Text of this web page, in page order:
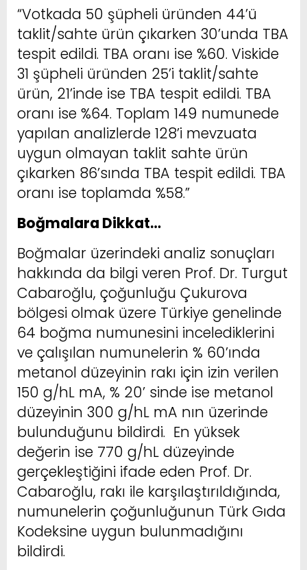
“Votkada 50 şüpheli üründen 44’ü
taklit/sahte ürün çıkarken 30’unda TBA
tespit edildi. TBA oranı ise %60. Viskide
31 şüpheli üründen 25’i taklit/sahte
ürün, 21’inde ise TBA tespit edildi. TBA
oranı ise %64. Toplam 149 numunede
yapılan analizlerde 128’i mevzuata
uygun olmayan taklit sahte ürün
çıkarken 86’sında TBA tespit edildi. TBA
oranı ise toplamda %58.”
Boğmalara Dikkat…
Boğmalar üzerindeki analiz sonuçları
hakkında da bilgi veren Prof. Dr. Turgut
Cabaroğlu, çoğunluğu Çukurova
bölgesi olmak üzere Türkiye genelinde
64 boğma numunesini incelediklerini
ve çalışılan numunelerin % 60’ında
metanol düzeyinin rakı için izin verilen
150 g/hL mA, % 20’ sinde ise metanol
düzeyinin 300 g/hL mA nın üzerinde
bulunduğunu bildirdi. En yüksek
değerin ise 770 g/hL düzeyinde
gerçekleştiğini ifade eden Prof. Dr.
Cabaroğlu, rakı ile karşılaştırıldığında,
numunelerin çoğunluğunun Türk Gıda
Kodeksine uygun bulunmadığını
bildirdi.